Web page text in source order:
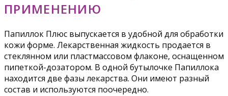
ПРИМЕНЕНИЮ
Папиллок Плюс выпускается в удобной для обработки
кожи форме. Лекарственная жидкость продается в
стеклянном или пластмассовом флаконе, оснащенном
пипеткой-дозатором. В одной бутылочке Папиллока
находится две фазы лекарства. Они имеют разный
состав и используются поочередно.